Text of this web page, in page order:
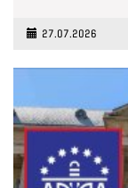
27.07.2026